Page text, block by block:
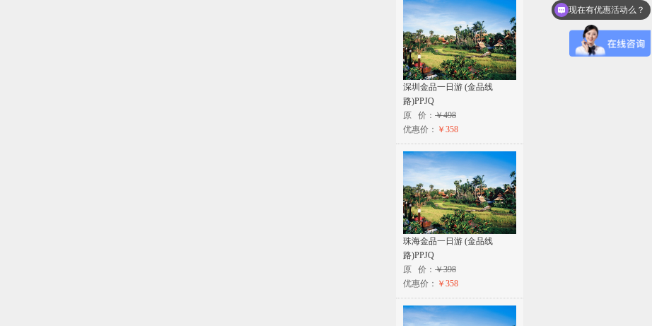
深圳金品一日游 (金品线
路)PPJQ
原 价： ￥498
优惠价： ￥358
珠海金品一日游 (金品线
路)PPJQ
原 价： ￥398
优惠价： ￥358
现在有优惠活动么？